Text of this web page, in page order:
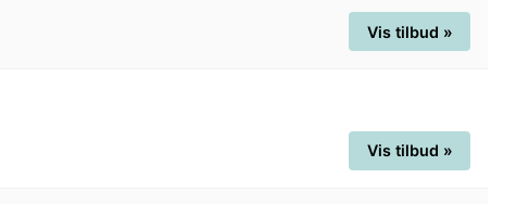
Vis tilbud »
Vis tilbud »